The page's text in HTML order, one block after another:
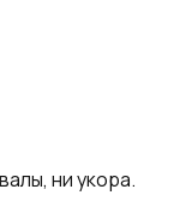
ни укора.